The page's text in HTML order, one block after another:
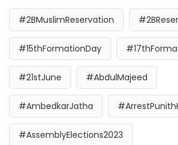
#2BMuslimReservation
#15thFormationDay
#21stJune #AbdulMajeed
#AmbedkarJatha
#AssemblyElections2023